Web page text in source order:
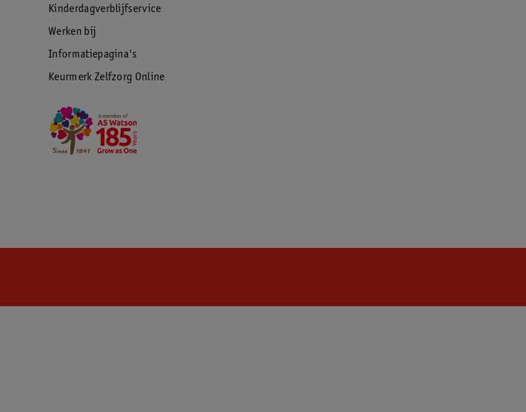
Kinderdagverblijfservice
Werken bij
Informatiepagina's
Keurmerk Zelfzorg Online